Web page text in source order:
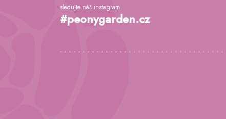
sledujte náš instagram
#peonygarden.cz